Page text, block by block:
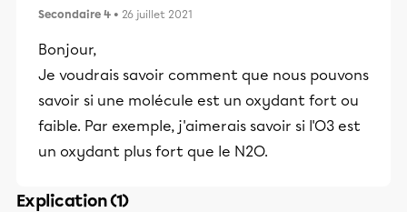
Secondaire 4 • 26 juillet 2021
Bonjour,
Je voudrais savoir comment que nous pouvons
savoir si une molécule est un oxydant fort ou
faible. Par exemple, j'aimerais savoir si l'O3 est
un oxydant plus fort que le N2O.
Explication (1)